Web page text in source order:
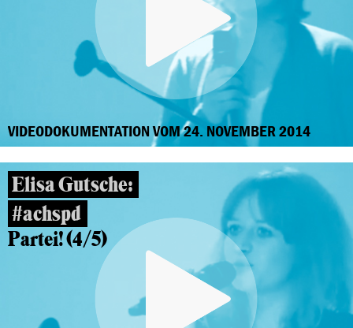
VIDEODOKUMENTATION VOM 24. NOVEMBER 2014
Elisa Gutsche:
#achspd
Partei! (4/5)